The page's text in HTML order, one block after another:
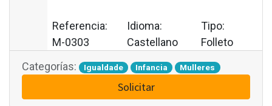
Referencia:
M-0303
Idioma:
Castellano
Tipo:
Folleto
Categorías:
Igualdade Infancia Mulleres
Solicitar